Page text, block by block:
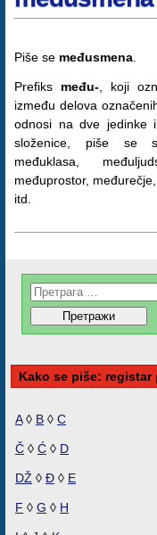
Piše se međusmena
Prefiks među-, koji
između delova
odnosi na dve jedinke
složenice, piše se
međuklasa,
međuprostor,
itd.
Kako se piše: registar
A◊ B ◊ C
Č ◊ Ć ◊ D
DŽ ◊ Đ ◊ E
F ◊ G ◊ H